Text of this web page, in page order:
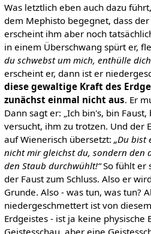
Was letztlich eben auch dazu
dem Mephisto begegnet, dass
erscheint ihm aber noch
in einem Überschwang spürt er,
du schwebst um mich, enthülle dich
erscheint er, dann ist er
diese gewaltige Kraft des
zunächst einmal nicht aus. Er
Dann sagt er: „Ich bin's, bin
versucht, ihm zu trotzen. Und der
auf Wienerisch übersetzt: „Du bist
nicht mir gleichst du, sondern den
den Staub durchwühlt!“So fühlt er
der Faust zum Schluss. Also er
Grunde. Also - was tun, was tun?
niedergeschmettert ist von
Erdgeistes - ist ja keine physische
Geistesschau, aber eine